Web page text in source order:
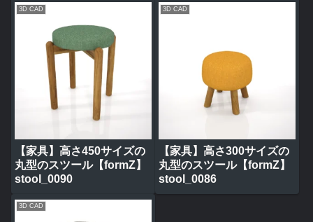
3D CAD
【家具】高さ450サイズの
丸型のスツール【formZ】
stool_0090
3D CAD
【家具】高さ300サイズの
丸型のスツール【formZ】
stool_0086
3D CAD